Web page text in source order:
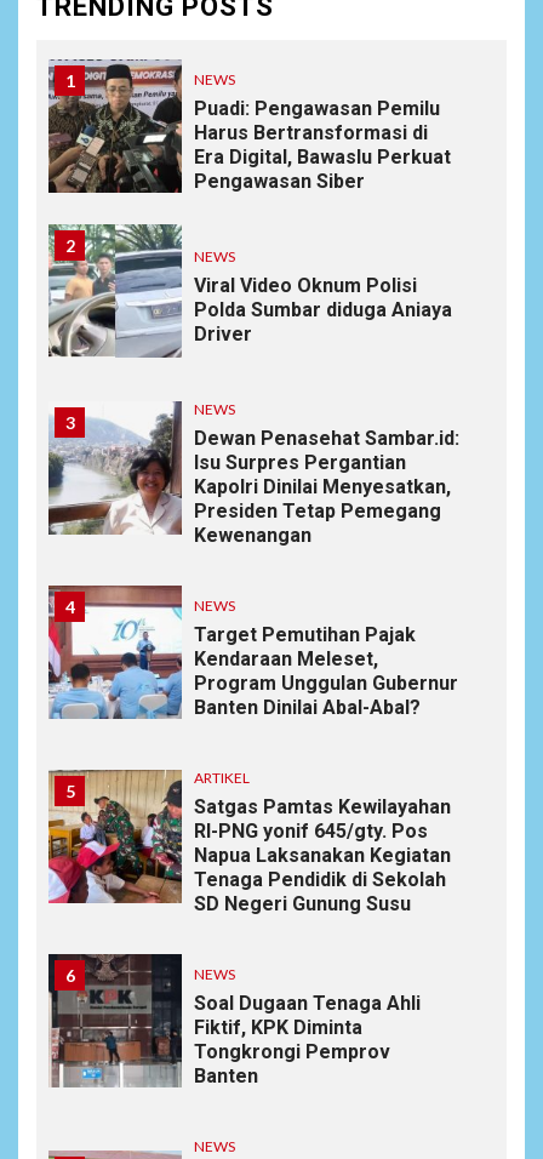
TRENDING POSTS
1 NEWS
Puadi: Pengawasan Pemilu
Harus Bertransformasi di
Era Digital, Bawaslu Perkuat
Pengawasan Siber
2
NEWS
Viral Video Oknum Polisi
Polda Sumbar diduga Aniaya
Driver
3
NEWS
Dewan Penasehat Sambar.id:
Isu Surpres Pergantian
Kapolri Dinilai Menyesatkan,
Presiden Tetap Pemegang
Kewenangan
4 NEWS
Target Pemutihan Pajak
Kendaraan Meleset,
Program Unggulan Gubernur
Banten Dinilai Abal-Abal?
5
ARTIKEL
Satgas Pamtas Kewilayahan
RI-PNG yonif 645/gty. Pos
Napua Laksanakan Kegiatan
Tenaga Pendidik di Sekolah
SD Negeri Gunung Susu
6 NEWS
Soal Dugaan Tenaga Ahli
Fiktif, KPK Diminta
Tongkrongi Pemprov
Banten
NEWS